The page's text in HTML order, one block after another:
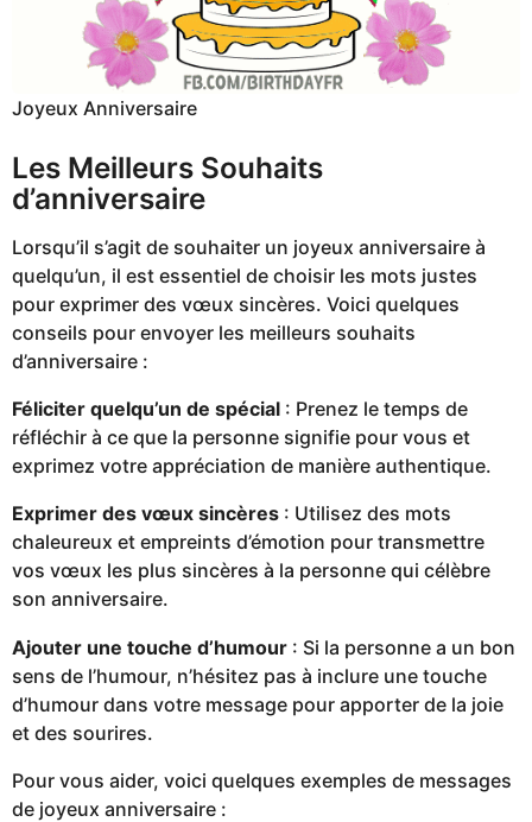
Joyeux Anniversaire
Les Meilleurs Souhaits
d’anniversaire
Lorsqu’il s’agit de souhaiter un joyeux anniversaire à
quelqu’un, il est essentiel de choisir les mots justes
pour exprimer des vœux sincères. Voici quelques
conseils pour envoyer les meilleurs souhaits
d’anniversaire :
Féliciter quelqu’un de spécial : Prenez le temps de
réfléchir à ce que la personne signifie pour vous et
exprimez votre appréciation de manière authentique.
Exprimer des vœux sincères : Utilisez des mots
chaleureux et empreints d’émotion pour transmettre
vos vœux les plus sincères à la personne qui célèbre
son anniversaire.
Ajouter une touche d’humour : Si la personne a un bon
sens de l’humour, n’hésitez pas à inclure une touche
d’humour dans votre message pour apporter de la joie
et des sourires.
Pour vous aider, voici quelques exemples de messages
de joyeux anniversaire :